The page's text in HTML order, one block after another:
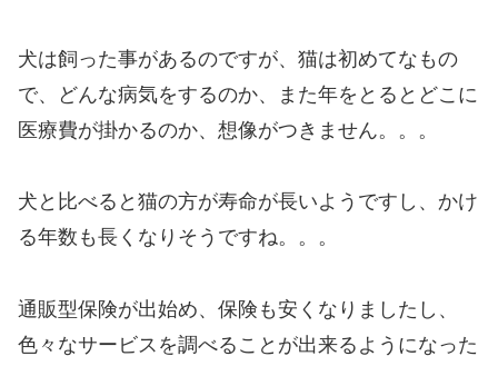
犬は飼った事があるのですが、猫は初めてなもの
で、どんな病気をするのか、また年をとるとどこに
医療費が掛かるのか、想像がつきません。。。
犬と比べると猫の方が寿命が長いようですし、かけ
る年数も長くなりそうですね。。。
通販型保険が出始め、保険も安くなりましたし、
色々なサービスを調べることが出来るようになった